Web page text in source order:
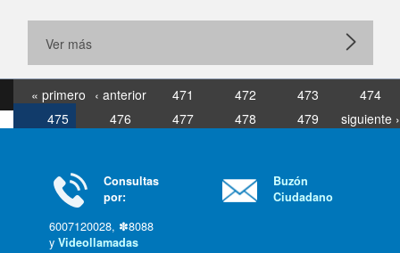
Ver más
« primero ‹ anterior 471 472 473
474
475
476 477 478 479
siguiente ›
Consultas
por:
6007120028, ✽8088
y Videollamadas
Buzón
Ciudadano